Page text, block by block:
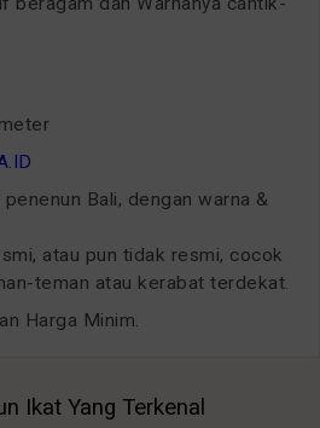
Bali, dengan warna &
atau pun tidak resmi, cocok
teman atau kerabat terdekat.
Harga Minim.
Ikat Yang Terkenal